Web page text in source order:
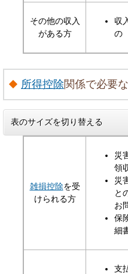
その他の収入
がある方
収
の
所得控除関係で必要
表のサイズを切り替える
雑損控除を受
けられる方
災
領
災
と
お
保
細
支